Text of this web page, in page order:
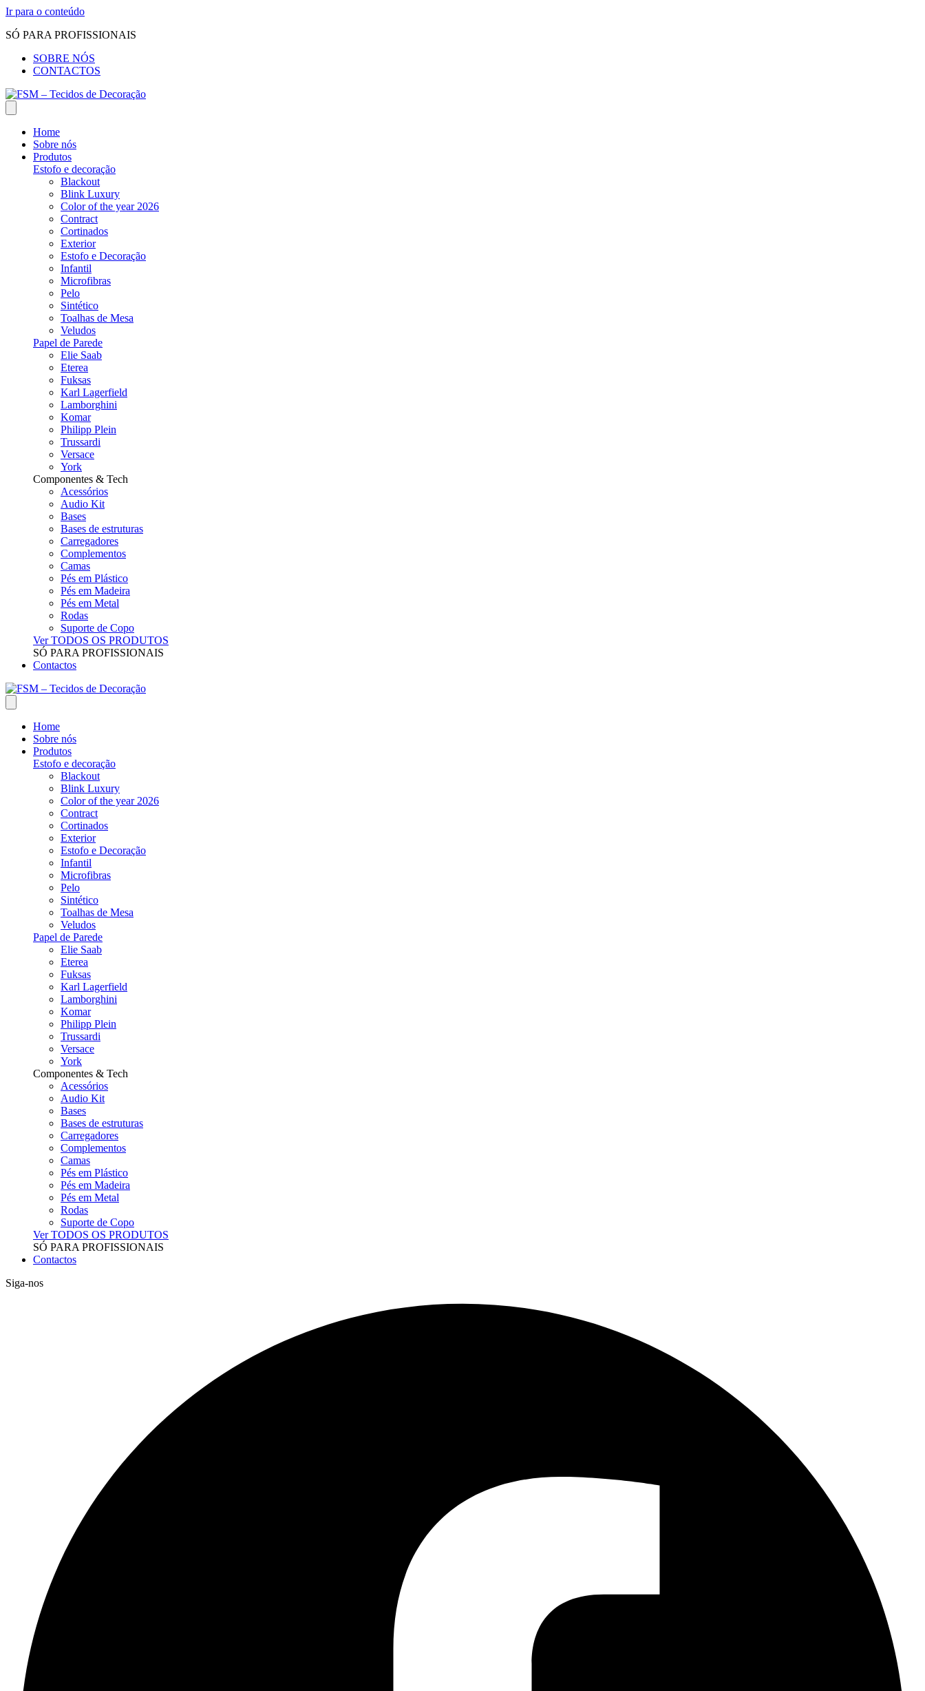
Ir para o conteúdo
SÓ PARA PROFISSIONAIS
SOBRE NÓS
CONTACTOS
Home
Sobre nós
Produtos
Estofo e decoração
Blackout
Blink Luxury
Color of the year 2026
Contract
Cortinados
Exterior
Estofo e Decoração
Infantil
Microfibras
Pelo
Sintético
Toalhas de Mesa
Veludos
Papel de Parede
Elie Saab
Eterea
Fuksas
Karl Lagerfield
Lamborghini
Komar
Philipp Plein
Trussardi
Versace
York
Componentes & Tech
Acessórios
Audio Kit
Bases
Bases de estruturas
Carregadores
Complementos
Camas
Pés em Plástico
Pés em Madeira
Pés em Metal
Rodas
Suporte de Copo
Ver TODOS OS PRODUTOS
SÓ PARA PROFISSIONAIS
Contactos
Home
Sobre nós
Produtos
Estofo e decoração
Blackout
Blink Luxury
Color of the year 2026
Contract
Cortinados
Exterior
Estofo e Decoração
Infantil
Microfibras
Pelo
Sintético
Toalhas de Mesa
Veludos
Papel de Parede
Elie Saab
Eterea
Fuksas
Karl Lagerfield
Lamborghini
Komar
Philipp Plein
Trussardi
Versace
York
Componentes & Tech
Acessórios
Audio Kit
Bases
Bases de estruturas
Carregadores
Complementos
Camas
Pés em Plástico
Pés em Madeira
Pés em Metal
Rodas
Suporte de Copo
Ver TODOS OS PRODUTOS
SÓ PARA PROFISSIONAIS
Contactos
Siga-nos